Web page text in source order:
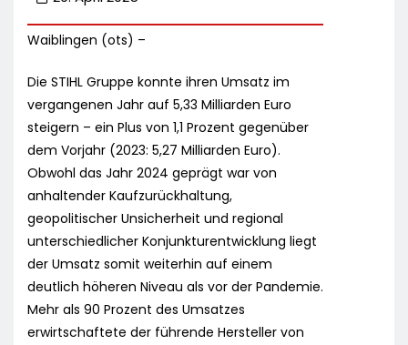
Waiblingen (ots) –
Die STIHL Gruppe konnte ihren Umsatz im
vergangenen Jahr auf 5,33 Milliarden Euro
steigern – ein Plus von 1,1 Prozent gegenüber
dem Vorjahr (2023: 5,27 Milliarden Euro).
Obwohl das Jahr 2024 geprägt war von
anhaltender Kaufzurückhaltung,
geopolitischer Unsicherheit und regional
unterschiedlicher Konjunkturentwicklung liegt
der Umsatz somit weiterhin auf einem
deutlich höheren Niveau als vor der Pandemie.
Mehr als 90 Prozent des Umsatzes
erwirtschaftete der führende Hersteller von